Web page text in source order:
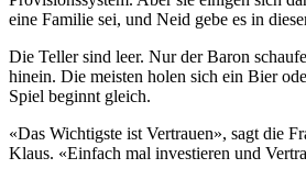
eine Familie sei, und Neid gebe es in
Die Teller sind leer. Nur der Baron
hinein. Die meisten holen sich ein Bier
Spiel beginnt gleich.
«Das Wichtigste ist Vertrauen», sagt die
Klaus. «Einfach mal investieren und